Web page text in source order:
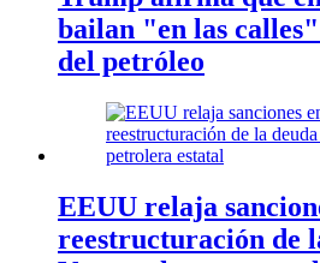
bailan "en las
del petróleo
EEUU relaja
reestructuración de